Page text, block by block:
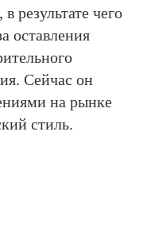
результате чего
оставления
Сейчас он
на рынке
стиль.